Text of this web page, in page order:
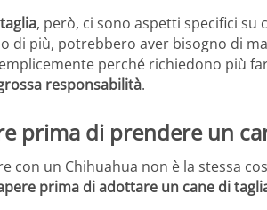
, però, ci sono aspetti specifici su
di più, potrebbero aver bisogno di
perché richiedono più
responsabilità.
prima di prendere un
con un Chihuahua non è la stessa
prima di adottare un cane di